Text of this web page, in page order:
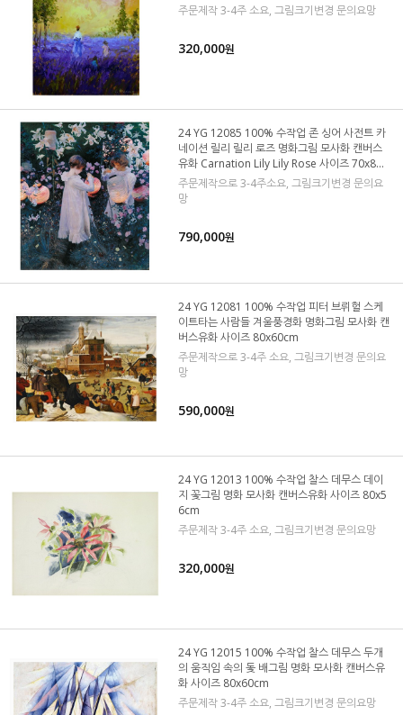
주문제작 3-4주 소요, 그림크기변경 문의요망
320,000원
24 YG 12085 100% 수작업 존 싱어 사전트 카
네이션 릴리 릴리 로즈 명화그림 모사화 캔버스
유화 Carnation Lily Lily Rose 사이즈 70x80c
m
주문제작으로 3-4주소요, 그림크기변경 문의요
망
790,000원
24 YG 12081 100% 수작업 피터 브뤼헐 스케
이트타는 사람들 겨울풍경화 명화그림 모사화 캔
버스유화 사이즈 80x60cm
주문제작으로 3-4주 소요, 그림크기변경 문의요
망
590,000원
24 YG 12013 100% 수작업 찰스 데무스 데이
지 꽃그림 명화 모사화 캔버스유화 사이즈 80x5
6cm
주문제작 3-4주 소요, 그림크기변경 문의요망
320,000원
24 YG 12015 100% 수작업 찰스 데무스 두개
의 움직임 속의 돛 배그림 명화 모사화 캔버스유
화 사이즈 80x60cm
주문제작 3-4주 소요, 그림크기변경 문의요망